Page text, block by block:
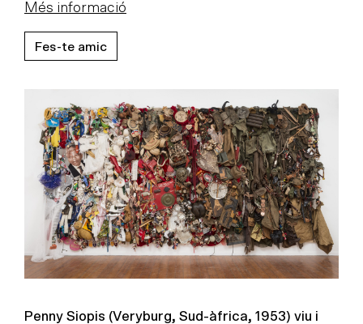
Més informació
Fes-te amic
Penny Siopis (Veryburg, Sud-àfrica, 1953) viu i